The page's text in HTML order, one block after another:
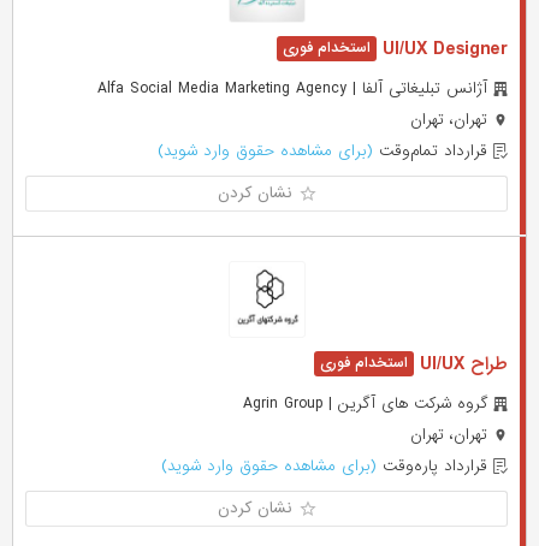
UI/UX Designer
آژانس تبلیغاتی آلفا | Alfa Social Media Marketing Agency
تهران، تهران
قرارداد تمام‌وقت (برای مشاهده حقوق وارد شوید)
نشان کردن
طراح UI/UX
گروه شرکت های آگرین | Agrin Group
تهران، تهران
قرارداد پاره‌وقت (برای مشاهده حقوق وارد شوید)
نشان کردن